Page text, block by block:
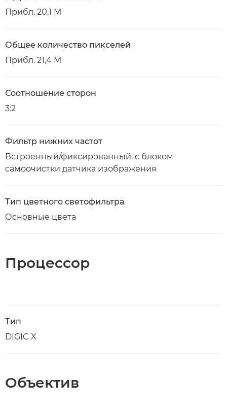
Прибл. 20,1 М
Общее количество пикселей
Прибл. 21,4 M
Соотношение сторон
3:2
Фильтр нижних частот
Встроенный/фиксированный, с блоком
самоочистки датчика изображения
Тип цветного светофильтра
Основные цвета
Процессор
Тип
DIGIC X
Объектив